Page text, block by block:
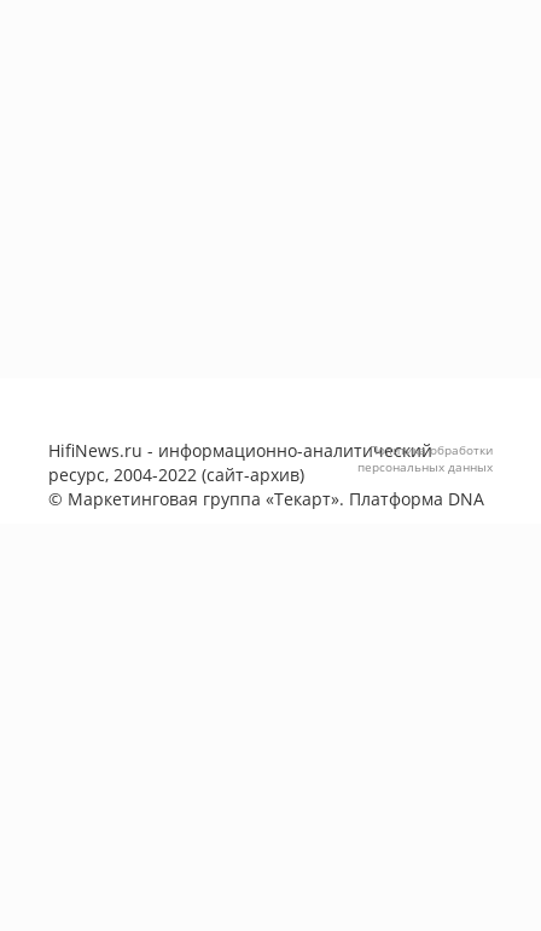
HifiNews.ru - информационно-аналитический
ресурс, 2004-2022 (сайт-архив)
© Маркетинговая группа «Текарт». Платформа DNA
Политика обработки
персональных данных